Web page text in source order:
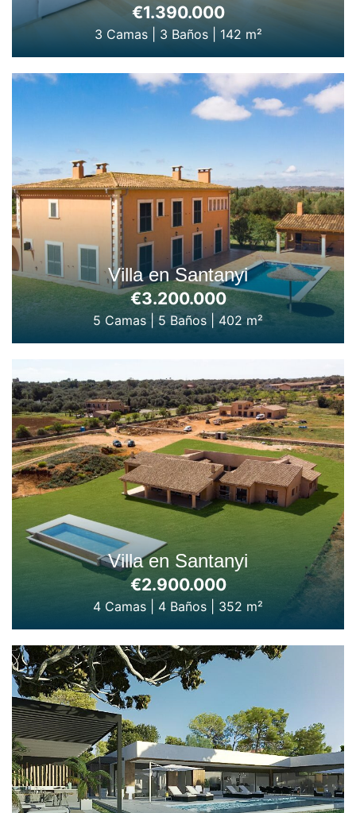
€1.390.000
3 Camas| 3 Baños| 142 m²
Villa en Santanyi
€3.200.000
5 Camas| 5 Baños 402 m²
Villa en Santanyi
€2.900.000
4 Camas 4 Baños 352 m²